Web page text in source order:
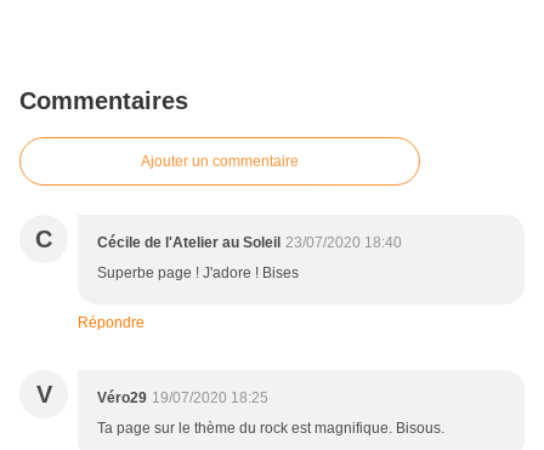
Commentaires
Ajouter un commentaire
C Cécile de l'Atelier au Soleil 23/07/2020 18:40
Superbe page ! J'adore ! Bises
Répondre
V Véro29 19/07/2020 18:25
Ta page sur le thème du rock est magnifique. Bisous.